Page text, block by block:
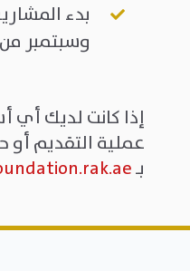
بدء
وسبتمبر
إذا كانت لديك أي
عملية التقديم أو
بـ